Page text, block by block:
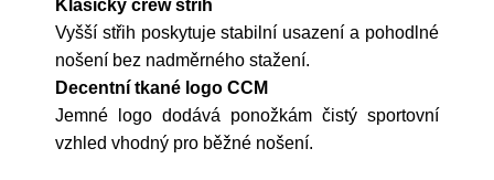
Klasický crew střih
Vyšší střih poskytuje stabilní usazení a pohodlné
nošení bez nadměrného stažení.
Decentní tkané logo CCM
Jemné logo dodává ponožkám čistý sportovní
vzhled vhodný pro běžné nošení.